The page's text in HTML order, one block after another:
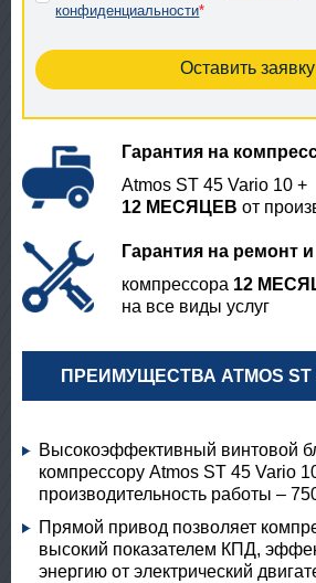
конфиденциальности*
Гарантия на
Atmos ST 45 Vario 10 +
12 МЕСЯЦЕВ от
Гарантия на ремонт
компрессора 12
на все виды услуг
ПРЕИМУЩЕСТВА ATMOS ST
Высокоэффективный винтовой
компрессору Atmos ST 45 Vario
производительность работы –
Прямой привод позволяет
высокий показателем КПД,
энергию от электрический